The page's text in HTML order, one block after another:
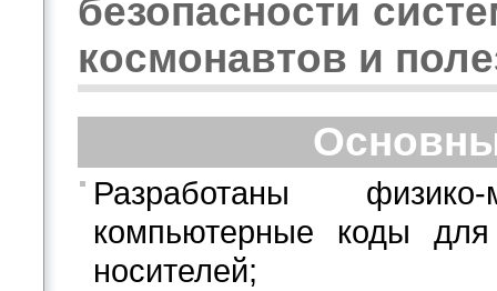
безопасности
космонавтов и
Разработаны
компьютерные коды
носителей;